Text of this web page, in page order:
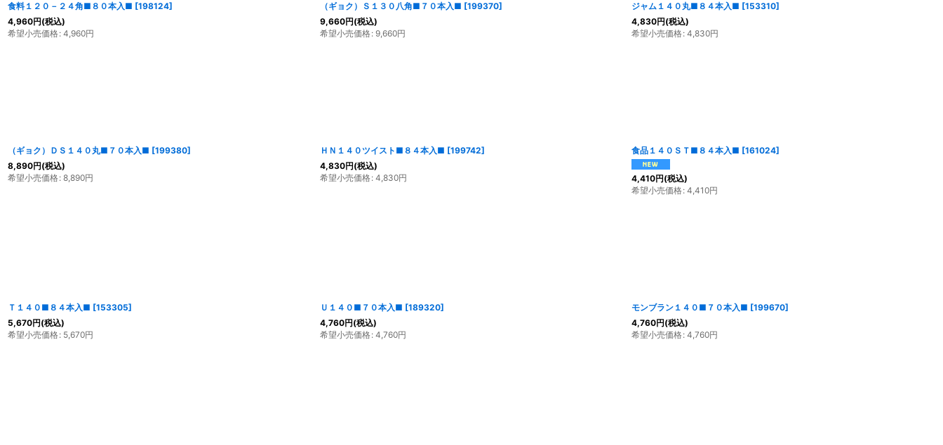
食料１２０－２４角■８０本入■ [198124]
4,960円(税込)
希望小売価格: 4,960円
（ギョク）Ｓ１３０八角■７０本入■ [199370]
9,660円(税込)
希望小売価格: 9,660円
ジャム１４０丸■８４本入■ [153310]
4,830円(税込)
希望小売価格: 4,830円
（ギョク）ＤＳ１４０丸■７０本入■ [199380]
8,890円(税込)
希望小売価格: 8,890円
ＨＮ１４０ツイスト■８４本入■ [199742]
4,830円(税込)
希望小売価格: 4,830円
食品１４０ＳＴ■８４本入■ [161024]
4,410円(税込)
希望小売価格: 4,410円
Ｔ１４０■８４本入■ [153305]
5,670円(税込)
希望小売価格: 5,670円
Ｕ１４０■７０本入■ [189320]
4,760円(税込)
希望小売価格: 4,760円
モンブラン１４０■７０本入■ [199670]
4,760円(税込)
希望小売価格: 4,760円